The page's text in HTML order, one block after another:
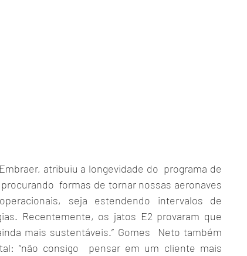
atribuiu a longevidade do  programa de
formas de tornar nossas aeronaves
seja estendendo intervalos de
Recentemente, os jatos E2 provaram que
mais sustentáveis.” Gomes  Neto também
“não consigo  pensar em um cliente mais